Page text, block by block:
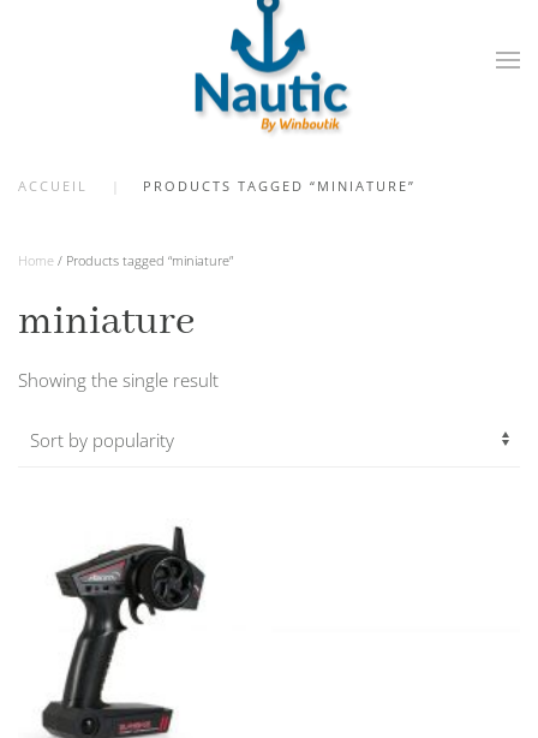
ACCUEIL PRODUCTS TAGGED “MINIATURE”
Home / Products tagged “miniature”
miniature
Showing the single result